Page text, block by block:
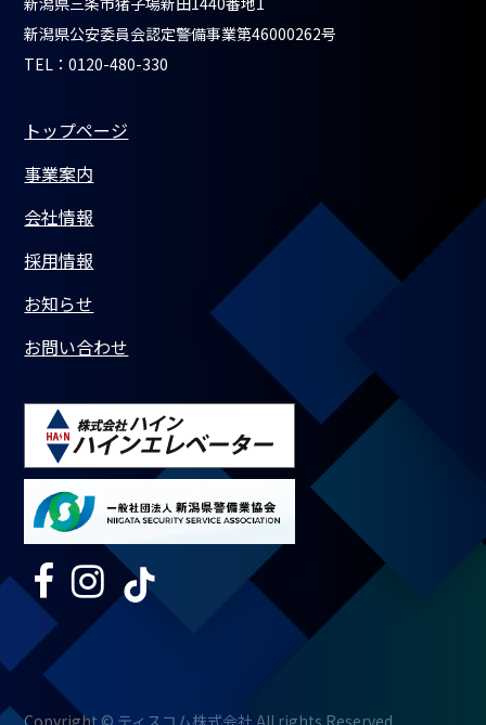
新潟県公安委員会認定警備事業第46000262号
TEL：0120-480-330
トップページ
事業案内
会社情報
採用情報
お知らせ
お問い合わせ